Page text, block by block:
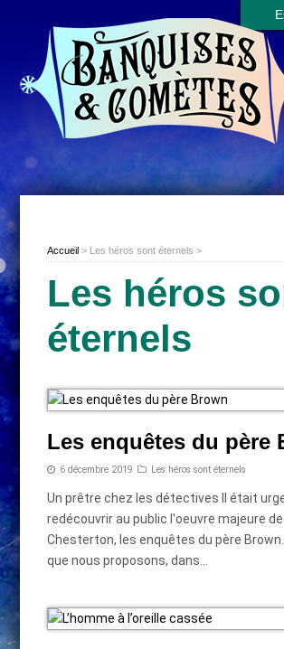
Accueil > Les héros sont éternels >
Les héros
éternels
Les enquêtes du père
6 décembre 2019 Les héros sont éternels
Un prêtre chez les détectives Il était
redécouvrir au public l'oeuvre majeure de
Chesterton, les enquêtes du père
que nous proposons, dans…